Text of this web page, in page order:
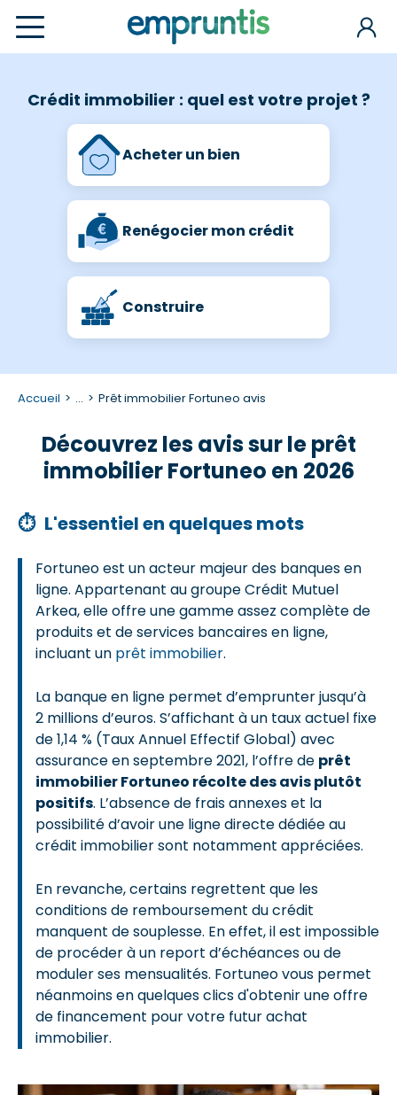
Crédit immobilier : quel est votre projet ?
Acheter un bien
Renégocier mon crédit
Construire
Accueil ... Prêt immobilier Fortuneo avis
Découvrez les avis sur le prêt
immobilier Fortuneo en 2026
⏱ L'essentiel en quelques mots
Fortuneo est un acteur majeur des banques en
ligne. Appartenant au groupe Crédit Mutuel
Arkea, elle offre une gamme assez complète de
produits et de services bancaires en ligne,
incluant un prêt immobilier.
La banque en ligne permet d’emprunter jusqu’à
2 millions d’euros. S’affichant à un taux actuel fixe
de 1,14 % (Taux Annuel Effectif Global) avec
assurance en septembre 2021, l’offre de prêt
immobilier Fortuneo récolte des avis plutôt
positifs. L’absence de frais annexes et la
possibilité d’avoir une ligne directe dédiée au
crédit immobilier sont notamment appréciées.
En revanche, certains regrettent que les
conditions de remboursement du crédit
manquent de souplesse. En effet, il est impossible
de procéder à un report d’échéances ou de
moduler ses mensualités. Fortuneo vous permet
néanmoins en quelques clics d'obtenir une offre
de financement pour votre futur achat
immobilier.